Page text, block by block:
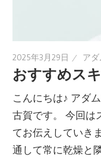
2025年3月29日 ア
おすすめス
こんにちは♪ アダ
古賀です。 今回は
てお伝えしていき
通して常に乾燥と